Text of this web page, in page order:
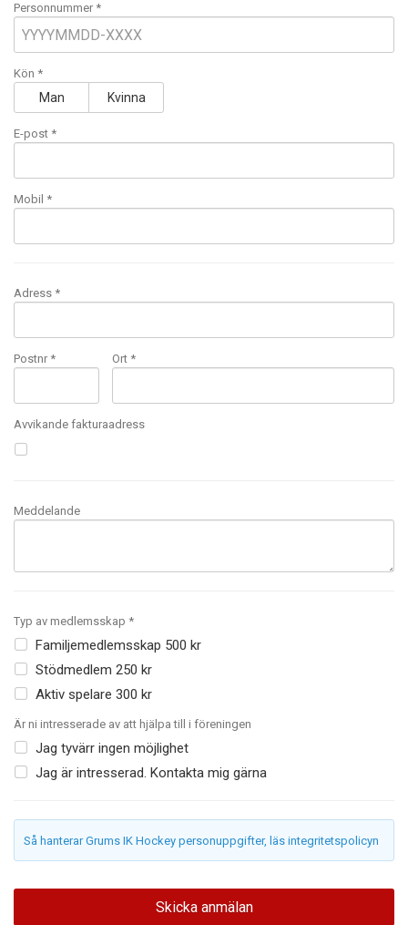
Personnummer *
Kön *
Man Kvinna
E-post *
Mobil *
Adress *
Postnr * Ort *
Avvikande fakturaadress
Meddelande
Typ av medlemsskap *
Familjemedlemsskap 500 kr
Stödmedlem 250 kr
Aktiv spelare 300 kr
Är ni intresserade av att hjälpa till i föreningen
Jag tyvärr ingen möjlighet
Jag är intresserad. Kontakta mig gärna
Så hanterar Grums IK Hockey personuppgifter, läs integritetspolicyn